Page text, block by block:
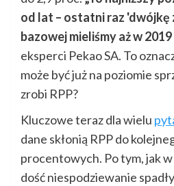
od lat – ostatni raz 'dwójkę
bazowej mieliśmy aż w 2019
eksperci Pekao SA. To
może być już na poziomie
zrobi RPP?
Kluczowe teraz dla wielu
dane skłonią RPP do
procentowych. Po tym, jak
dość niespodziewanie